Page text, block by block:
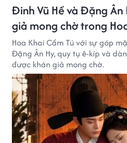
Đinh Vũ Hề và Đặng
giả mong chờ trong
Hoa Khai Cẩm Tú với sự góp
Đặng Ân Hy, quy tụ ê-kíp và
được khán giả mong chờ.